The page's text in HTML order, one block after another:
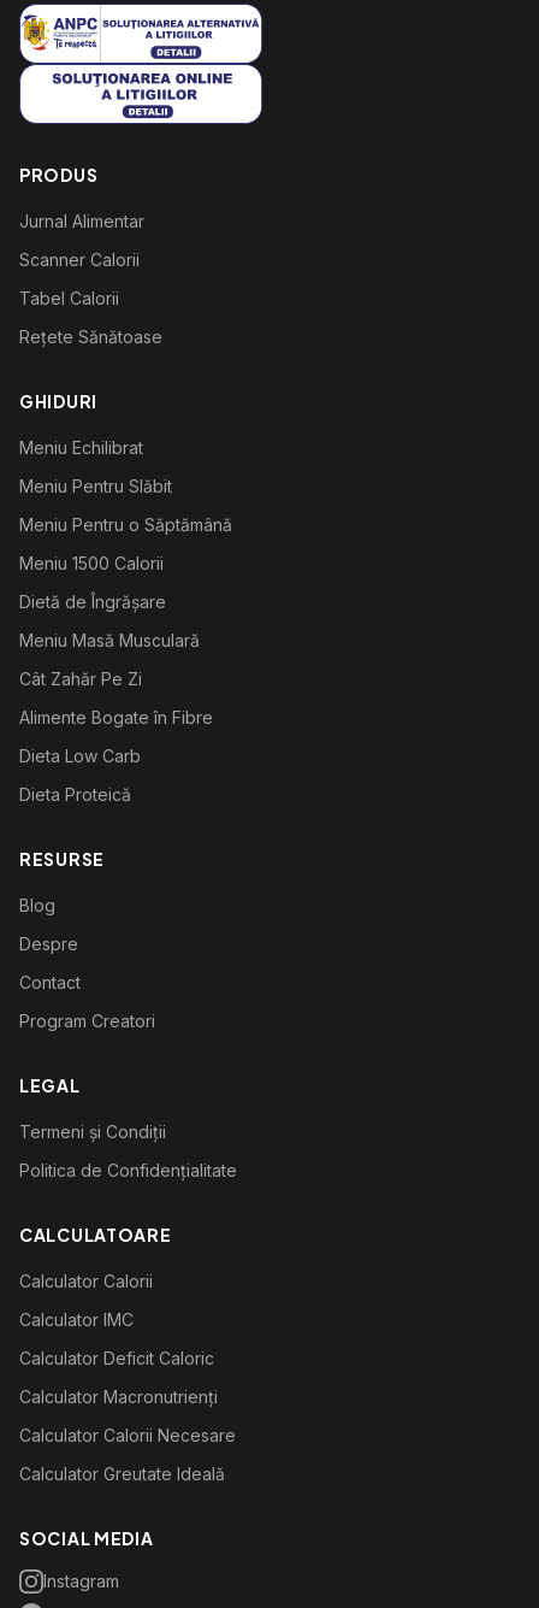
PRODUS
Jurnal Alimentar
Scanner Calorii
Tabel Calorii
Rețete Sănătoase
GHIDURI
Meniu Echilibrat
Meniu Pentru Slăbit
Meniu Pentru o Săptămână
Meniu 1500 Calorii
Dietă de Îngrășare
Meniu Masă Musculară
Cât Zahăr Pe Zi
Alimente Bogate în Fibre
Dieta Low Carb
Dieta Proteică
RESURSE
Blog
Despre
Contact
Program Creatori
LEGAL
Termeni și Condiții
Politica de Confidențialitate
CALCULATOARE
Calculator Calorii
Calculator IMC
Calculator Deficit Caloric
Calculator Macronutrienți
Calculator Calorii Necesare
Calculator Greutate Ideală
SOCIAL MEDIA
Instagram